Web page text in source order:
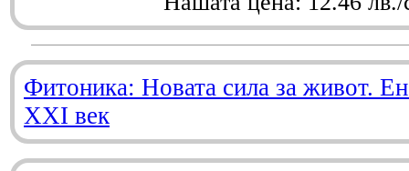
Фитоника: Новата сила за живот.
XXI век